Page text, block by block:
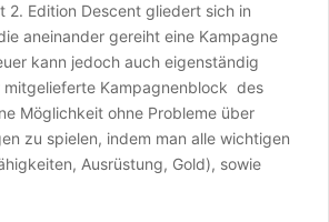
2. Edition Descent gliedert sich in
aneinander gereiht eine Kampagne
kann jedoch auch eigenständig
mitgelieferte Kampagnenblock des
Möglichkeit ohne Probleme über
zu spielen, indem man alle wichtigen
Ausrüstung, Gold), sowie